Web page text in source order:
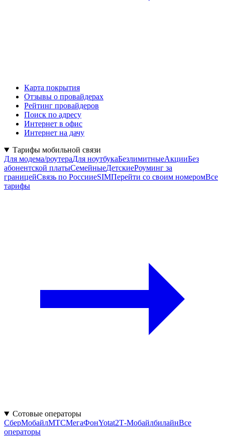
Карта покрытия
Отзывы о провайдерах
Рейтинг провайдеров
Поиск по адресу
Интернет в офис
Интернет на дачу
Тарифы мобильной связи
Для модема/роутераДля ноутбукаБезлимитныеАкцииБез
абонентской платыСемейныеДетскиеРоуминг за
границейСвязь по РоссииeSIMПерейти со своим номеромВсе
тарифы
Сотовые операторы
СберМобайлМТСМегаФонYotat2Т‑МобайлбилайнВсе
операторы